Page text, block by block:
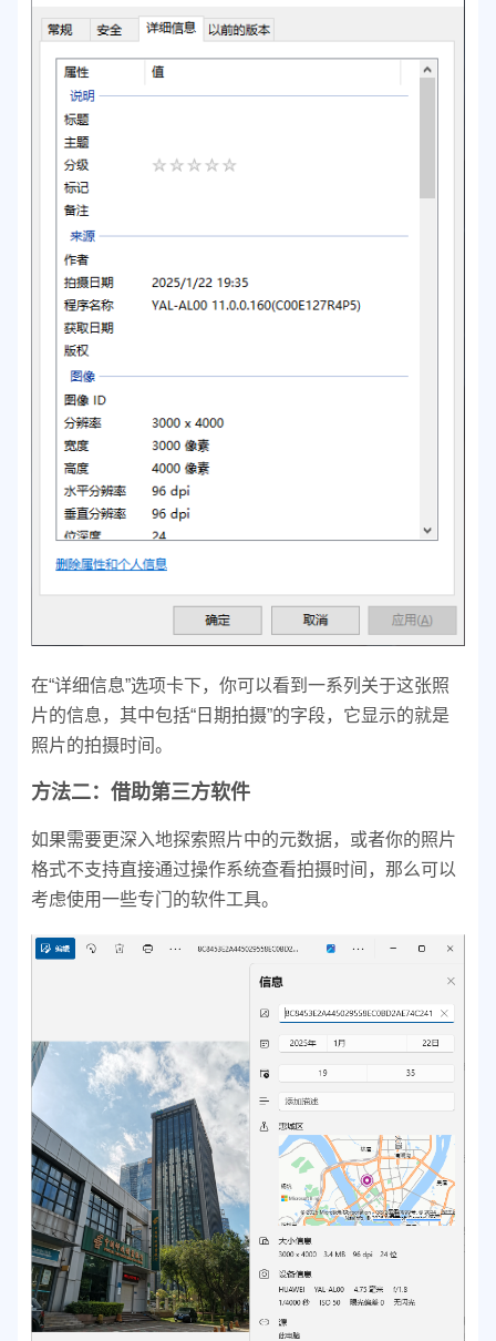
在“详细信息”选项卡下，你可以看到一系列关于这张照
片的信息，其中包括“日期拍摄”的字段，它显示的就是
照片的拍摄时间。
方法二：借助第三方软件
如果需要更深入地探索照片中的元数据，或者你的照片
格式不支持直接通过操作系统查看拍摄时间，那么可以
考虑使用一些专门的软件工具。